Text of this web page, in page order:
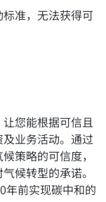
准，无法获得可
您能根据可信且
业务活动。通过
策略的可信度，
候转型的承诺。
年前实现碳中和的